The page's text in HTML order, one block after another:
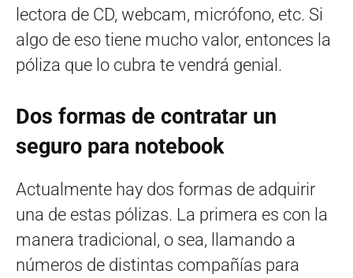
lectora de CD, webcam, micrófono, etc. Si
algo de eso tiene mucho valor, entonces la
póliza que lo cubra te vendrá genial.
Dos formas de contratar un
seguro para notebook
Actualmente hay dos formas de adquirir
una de estas pólizas. La primera es con la
manera tradicional, o sea, llamando a
números de distintas compañías para